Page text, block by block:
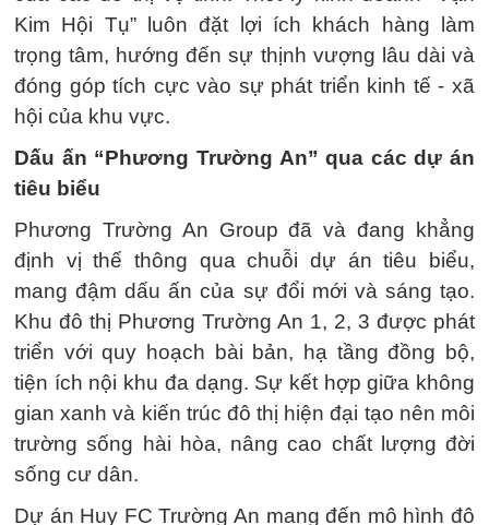
Kim Hội Tụ” luôn đặt lợi ích khách hàng làm
trọng tâm, hướng đến sự thịnh vượng lâu dài và
đóng góp tích cực vào sự phát triển kinh tế - xã
hội của khu vực.
Dấu ấn “Phương Trường An” qua các dự án
tiêu biểu
Phương Trường An Group đã và đang khẳng
định vị thế thông qua chuỗi dự án tiêu biểu,
mang đậm dấu ấn của sự đổi mới và sáng tạo.
Khu đô thị Phương Trường An 1, 2, 3 được phát
triển với quy hoạch bài bản, hạ tầng đồng bộ,
tiện ích nội khu đa dạng. Sự kết hợp giữa không
gian xanh và kiến trúc đô thị hiện đại tạo nên môi
trường sống hài hòa, nâng cao chất lượng đời
sống cư dân.
Dự án Huy FC Trường An mang đến mô hình đô